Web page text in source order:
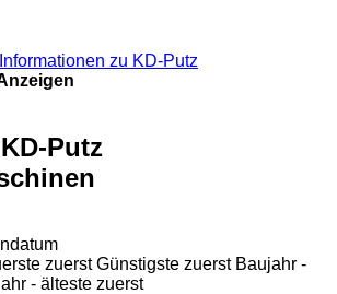
zu KD-Putz
KD-Putz
zuerst Günstigste zuerst Baujahr -
- älteste zuerst